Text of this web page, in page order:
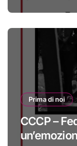
Prima di noi
CCCP –